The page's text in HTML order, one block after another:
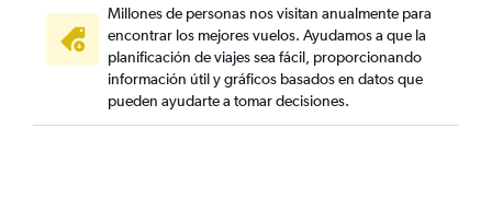
Millones de personas nos visitan anualmente para
encontrar los mejores vuelos. Ayudamos a que la
planificación de viajes sea fácil, proporcionando
información útil y gráficos basados en datos que
pueden ayudarte a tomar decisiones.